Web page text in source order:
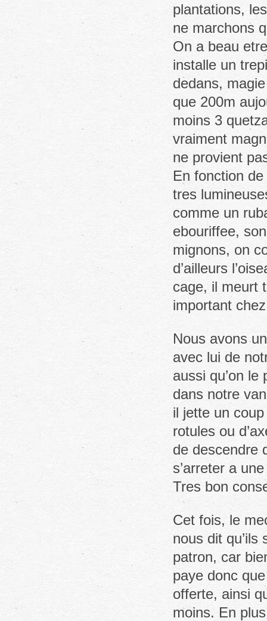
plantations,
ne marchons
On a beau
installe un
dedans,
que 200m
moins 3
vraiment
ne provient
En fonction
tres
comme un
ebouriffee,
mignons, on
d’ailleurs
cage, il meurt
important
Nous avons
avec lui de
aussi qu’on
dans notre
il jette un
rotules ou
de descendre
s’arreter a
Tres bon
Cet fois, le
nous dit qu’ils
patron, car
paye donc
offerte, ainsi
moins. En